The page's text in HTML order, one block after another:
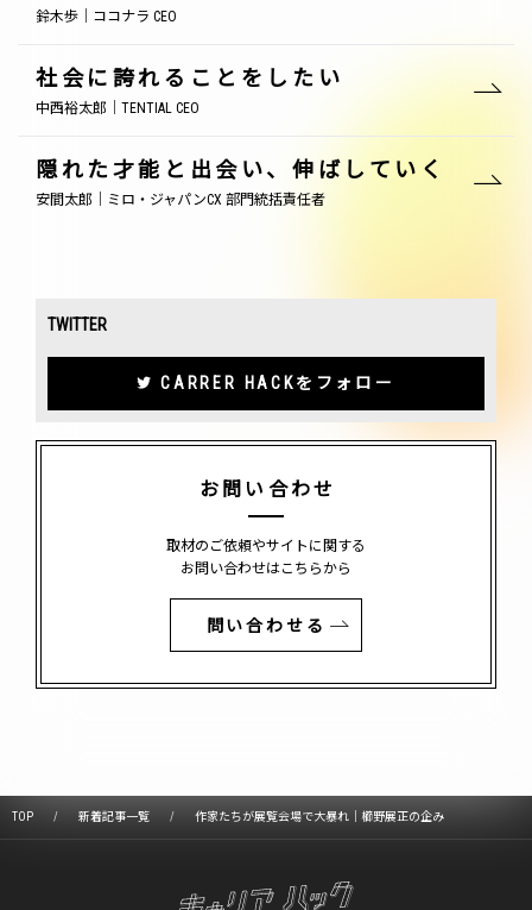
鈴木歩｜ココナラ CEO
社会に誇れることをしたい
中西裕太郎｜TENTIAL CEO
隠れた才能と出会い、伸ばしていく
安間太郎｜ミロ・ジャパンCX 部門統括責任者
TWITTER
CARRER HACKをフォロー
お問い合わせ
取材のご依頼やサイトに関する
お問い合わせはこちらから
問い合わせる
TOP 新着記事一覧 作家たちが展覧会場で大暴れ｜櫛野展正の企み